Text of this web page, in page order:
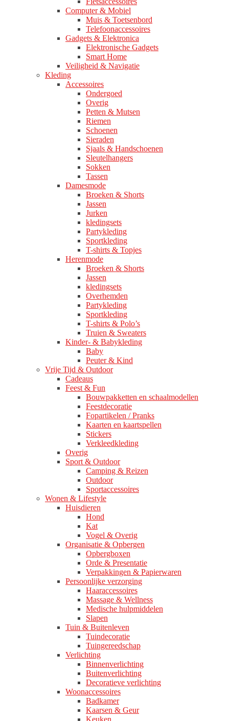
Computer & Mobiel
Muis & Toetsenbord
Telefoonaccessoires
Gadgets & Elektronica
Elektronische Gadgets
Smart Home
Veiligheid & Navigatie
Kleding
Accessoires
Ondergoed
Overig
Petten & Mutsen
Riemen
Schoenen
Sieraden
Sjaals & Handschoenen
Sleutelhangers
Sokken
Tassen
Damesmode
Broeken & Shorts
Jassen
Jurken
kledingsets
Partykleding
Sportkleding
T-shirts & Topjes
Herenmode
Broeken & Shorts
Jassen
kledingsets
Overhemden
Partykleding
Sportkleding
T-shirts & Polo’s
Truien & Sweaters
Kinder- & Babykleding
Baby
Peuter & Kind
Vrije Tijd & Outdoor
Cadeaus
Feest & Fun
Bouwpakketten en schaalmodellen
Feestdecoratie
Fopartikelen / Pranks
Kaarten en kaartspellen
Stickers
Verkleedkleding
Overig
Sport & Outdoor
Camping & Reizen
Outdoor
Sportaccessoires
Wonen & Lifestyle
Huisdieren
Hond
Kat
Vogel & Overig
Organisatie & Opbergen
Opbergboxen
Orde & Presentatie
Verpakkingen & Papierwaren
Persoonlijke verzorging
Haaraccessoires
Massage & Wellness
Medische hulpmiddelen
Slapen
Tuin & Buitenleven
Tuindecoratie
Tuingereedschap
Verlichting
Binnenverlichting
Buitenverlichting
Decoratieve verlichting
Woonaccessoires
Badkamer
Kaarsen & Geur
Keuken